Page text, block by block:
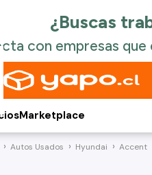
Marketplace
Autos Usados Hyundai Accent